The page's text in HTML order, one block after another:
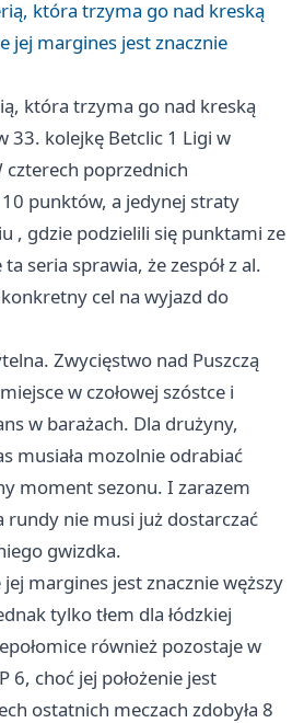
która trzyma go nad kreską
jej margines jest znacznie
która trzyma go nad kreską
33. kolejkę Betclic 1 Ligi w
czterech poprzednich
punktów, a jedynej straty
, gdzie podzielili się punktami ze
ta seria sprawia, że zespół z al.
cel na wyjazd do
Zwycięstwo nad Puszczą
w czołowej szóstce i
w barażach. Dla drużyny,
musiała mozolnie odrabiać
moment sezonu. I zarazem
rundy nie musi już dostarczać
gwizdka.
jej margines jest znacznie węższy
tylko tłem dla łódzkiej
również pozostaje w
6, choć jej położenie jest
ostatnich meczach zdobyła 8